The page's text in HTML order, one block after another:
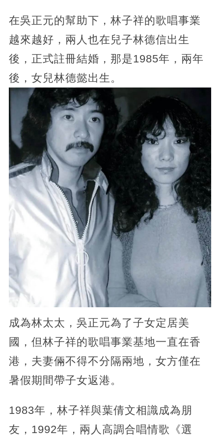
在吳正元的幫助下，林子祥的歌唱事業
越來越好，兩人也在兒子林德信出生
後，正式註冊結婚，那是1985年，兩年
後，女兒林德懿出生。
成為林太太，吳正元為了子女定居美
國，但林子祥的歌唱事業基地一直在香
港，夫妻倆不得不分隔兩地，女方僅在
暑假期間帶子女返港。
1983年，林子祥與葉倩文相識成為朋
友，1992年，兩人高調合唱情歌《選